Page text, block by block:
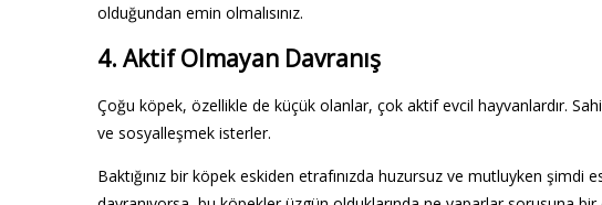
olduğundan emin olmalısınız.
4. Aktif Olmayan Davranış
Çoğu köpek, özellikle de küçük olanlar, çok aktif evcil hayvanlardır.
ve sosyalleşmek isterler.
Baktığınız bir köpek eskiden etrafınızda huzursuz ve mutluyken